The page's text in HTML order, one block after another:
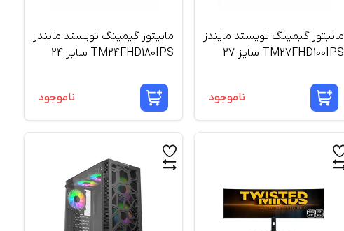
مانیتور گیمینگ تویستد مایندز
TM27FHD100IPS سایز 27
ناموجود
مانیتور گیمینگ تویستد مایندز
TM24FHD180IPS سایز 24
ناموجود